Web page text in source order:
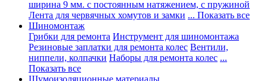
ширина 9 мм. с постоянным натяжением, с пружиной
Лента для червячных хомутов и замки ... Показать все
Шиномонтаж
Грибки для ремонта Инструмент для шиномонтажа
Резиновые заплатки для ремонта колес Вентили,
ниппели, колпачки Наборы для ремонта колес ...
Показать все
Шумоизоляционные материалы